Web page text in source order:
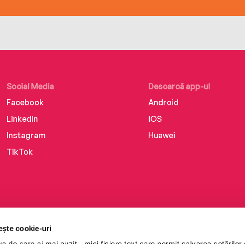
cookie-uri
Social Media
Facebook
LinkedIn
Instagram
TikTok
Descarcă app-ul
Android
iOS
Huawei